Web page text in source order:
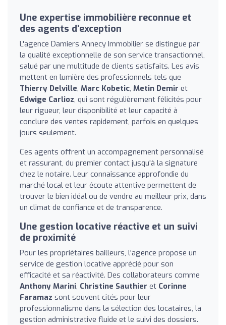
Une expertise immobilière reconnue et
des agents d'exception
L'agence Damiers Annecy Immobilier se distingue par
la qualité exceptionnelle de son service transactionnel,
salué par une multitude de clients satisfaits. Les avis
mettent en lumière des professionnels tels que
Thierry Delville, Marc Kobetic, Metin Demir et
Edwige Carlioz, qui sont régulièrement félicités pour
leur rigueur, leur disponibilité et leur capacité à
conclure des ventes rapidement, parfois en quelques
jours seulement.
Ces agents offrent un accompagnement personnalisé
et rassurant, du premier contact jusqu'à la signature
chez le notaire. Leur connaissance approfondie du
marché local et leur écoute attentive permettent de
trouver le bien idéal ou de vendre au meilleur prix, dans
un climat de confiance et de transparence.
Une gestion locative réactive et un suivi
de proximité
Pour les propriétaires bailleurs, l'agence propose un
service de gestion locative apprécié pour son
efficacité et sa réactivité. Des collaborateurs comme
Anthony Marini, Christine Sauthier et Corinne
Faramaz sont souvent cités pour leur
professionnalisme dans la sélection des locataires, la
gestion administrative fluide et le suivi des dossiers.